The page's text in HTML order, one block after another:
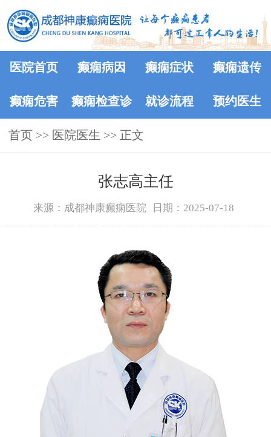
医院首页 癫痫病因 癫痫症状 癫痫遗传
癫痫危害 癫痫检查诊
断
就诊流程 预约医生
首页 >> 医院医生 >> 正文
张志高主任
来源：成都神康癫痫医院 日期：2025-07-18